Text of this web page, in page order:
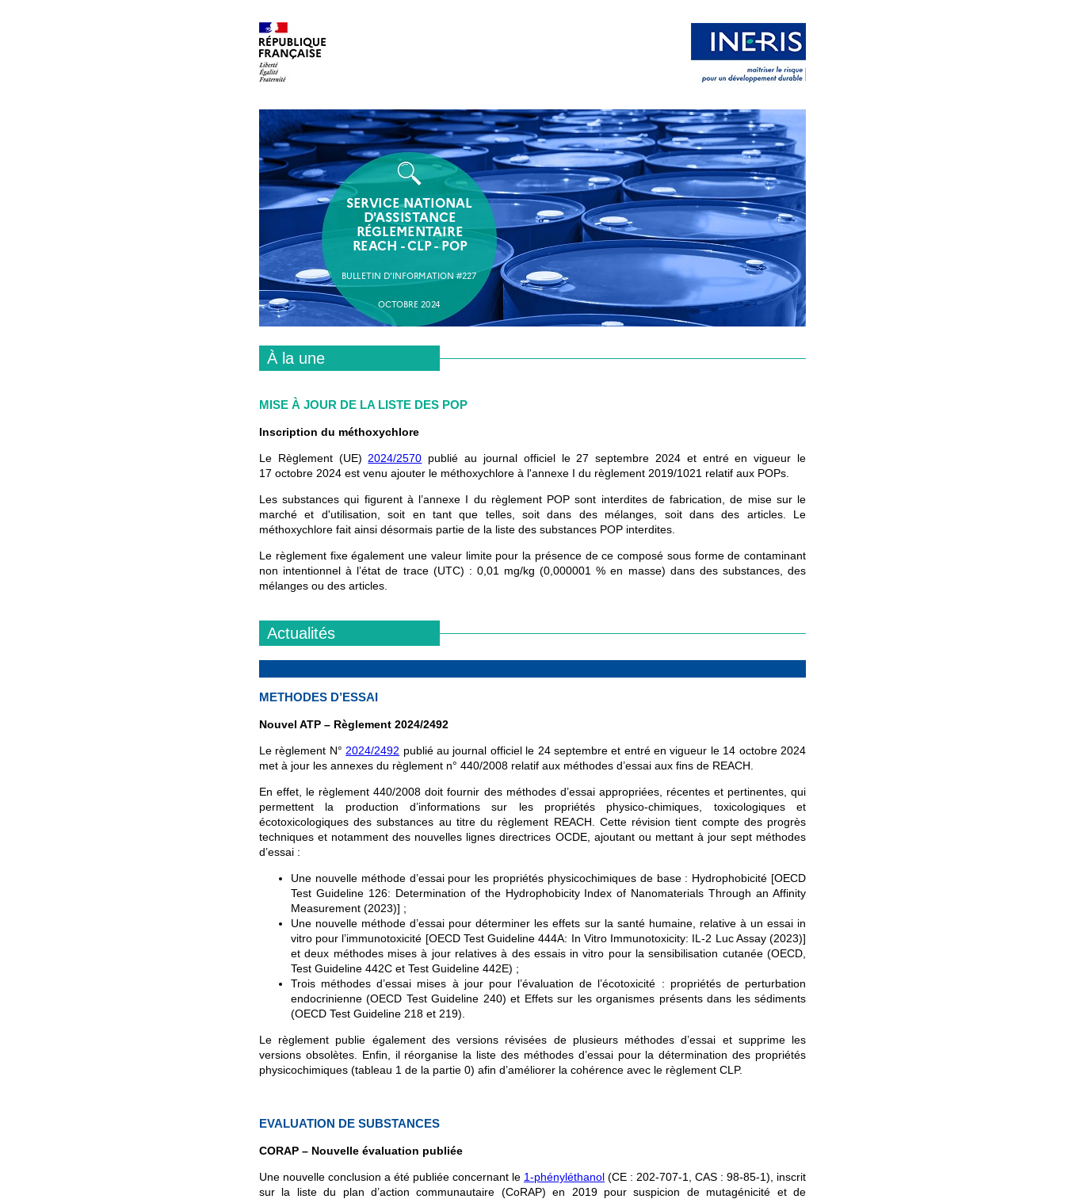
À la une
MISE À JOUR DE LA LISTE DES POP
Inscription du méthoxychlore
Le Règlement (UE) 2024/2570 publié au journal officiel le 27 septembre 2024 et entré en vigueur le
17 octobre 2024 est venu ajouter le méthoxychlore à l'annexe I du règlement 2019/1021 relatif aux POPs.
Les substances qui figurent à l’annexe I du règlement POP sont interdites de fabrication, de mise sur le
marché et d'utilisation, soit en tant que telles, soit dans des mélanges, soit dans des articles. Le
méthoxychlore fait ainsi désormais partie de la liste des substances POP interdites.
Le règlement fixe également une valeur limite pour la présence de ce composé sous forme de contaminant
non intentionnel à l’état de trace (UTC) : 0,01 mg/kg (0,000001 % en masse) dans des substances, des
mélanges ou des articles.
Actualités
METHODES D’ESSAI
Nouvel ATP – Règlement 2024/2492
Le règlement N° 2024/2492 publié au journal officiel le 24 septembre et entré en vigueur le 14 octobre 2024
met à jour les annexes du règlement n° 440/2008 relatif aux méthodes d’essai aux fins de REACH.
En effet, le règlement 440/2008 doit fournir des méthodes d’essai appropriées, récentes et pertinentes, qui
permettent la production d’informations sur les propriétés physico-chimiques, toxicologiques et
écotoxicologiques des substances au titre du règlement REACH. Cette révision tient compte des progrès
techniques et notamment des nouvelles lignes directrices OCDE, ajoutant ou mettant à jour sept méthodes
d’essai :
Une nouvelle méthode d’essai pour les propriétés physicochimiques de base : Hydrophobicité [OECD
Test Guideline 126: Determination of the Hydrophobicity Index of Nanomaterials Through an Affinity
Measurement (2023)] ;
Une nouvelle méthode d’essai pour déterminer les effets sur la santé humaine, relative à un essai in
vitro pour l’immunotoxicité [OECD Test Guideline 444A: In Vitro Immunotoxicity: IL-2 Luc Assay (2023)]
et deux méthodes mises à jour relatives à des essais in vitro pour la sensibilisation cutanée (OECD,
Test Guideline 442C et Test Guideline 442E) ;
Trois méthodes d’essai mises à jour pour l’évaluation de l’écotoxicité : propriétés de perturbation
endocrinienne (OECD Test Guideline 240) et Effets sur les organismes présents dans les sédiments
(OECD Test Guideline 218 et 219).
Le règlement publie également des versions révisées de plusieurs méthodes d’essai et supprime les
versions obsolètes. Enfin, il réorganise la liste des méthodes d’essai pour la détermination des propriétés
physicochimiques (tableau 1 de la partie 0) afin d’améliorer la cohérence avec le règlement CLP.
EVALUATION DE SUBSTANCES
CORAP – Nouvelle évaluation publiée
Une nouvelle conclusion a été publiée concernant le 1-phényléthanol (CE : 202-707-1, CAS : 98-85-1), inscrit
sur la liste du plan d’action communautaire (CoRAP) en 2019 pour suspicion de mutagénicité et de